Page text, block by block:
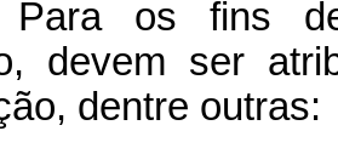
os fins de
devem ser
dentre outras: